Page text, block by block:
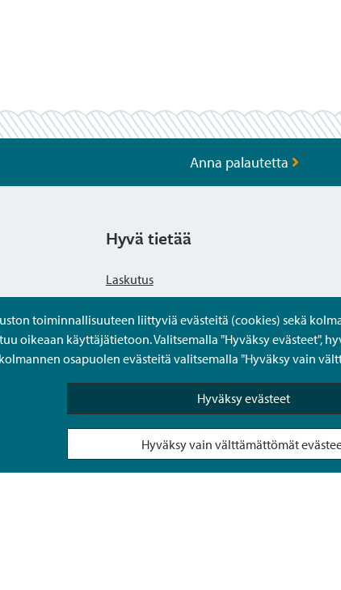
toiminnallisuuteen liittyviä evästeitä (cookies) sekä
oikeaan käyttäjätietoon. Valitsemalla "Hyväksy evästeet",
osapuolen evästeitä valitsemalla "Hyväksy vain
Hyväksy evästeet
Hyväksy vain välttämättömät
Anna palautetta
Hyvä tietää
Laskutus
Tietosuojaseloste
Saavutettavuusseloste
Usein kysytyt kysymykset
Puolesta-asiointi Sipoon Oma asioinnissa